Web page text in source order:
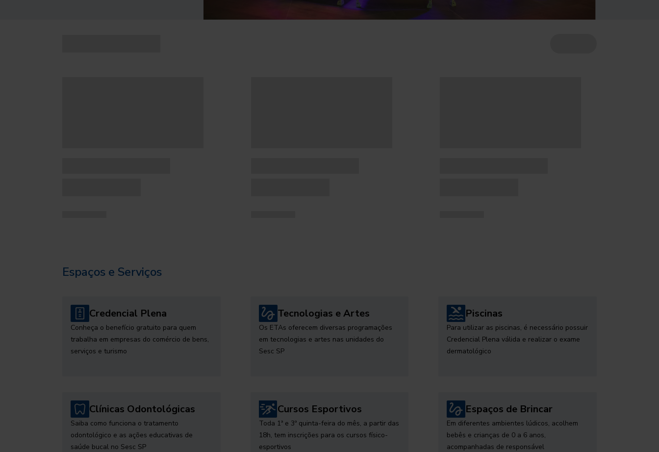
Espaços e Serviços
Credencial Plena
Conheça o benefício gratuito para quem
trabalha em empresas do comércio de bens,
serviços e turismo
Tecnologias e Artes
Os ETAs oferecem diversas programações
em tecnologias e artes nas unidades do
Sesc SP
Piscinas
Para utilizar as piscinas, é necessário possuir
Credencial Plena válida e realizar o exame
dermatológico
Clínicas Odontológicas
Saiba como funciona o tratamento
odontológico e as ações educativas de
saúde bucal no Sesc SP
Cursos Esportivos
Toda 1ª e 3ª quinta-feira do mês, a partir das
18h, tem inscrições para os cursos físico-
esportivos
Espaços de Brincar
Em diferentes ambientes lúdicos, acolhem
bebês e crianças de 0 a 6 anos,
acompanhadas de responsável